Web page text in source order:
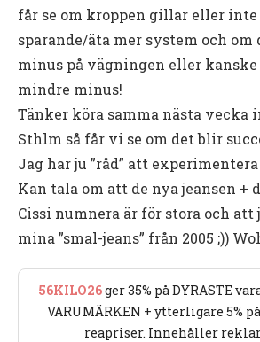
får se om kroppen gillar eller
sparande/äta mer system och
minus på vägningen eller
mindre minus!
Tänker köra samma nästa vecka
Sthlm så får vi se om det blir
Jag har ju ”råd” att
Kan tala om att de nya jeansen +
Cissi numnera är för stora och att
mina ”smal-jeans” från 2005 ;))
56KILO26ger 35% på DYRASTE
VARUMÄRKEN + ytterligare 5%
reapriser. Innehåller